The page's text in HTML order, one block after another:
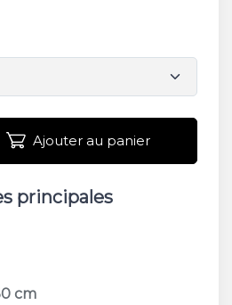
Ajouter au panier
principales
cm